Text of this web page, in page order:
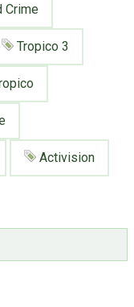
Crime
Tropico 3
Activision